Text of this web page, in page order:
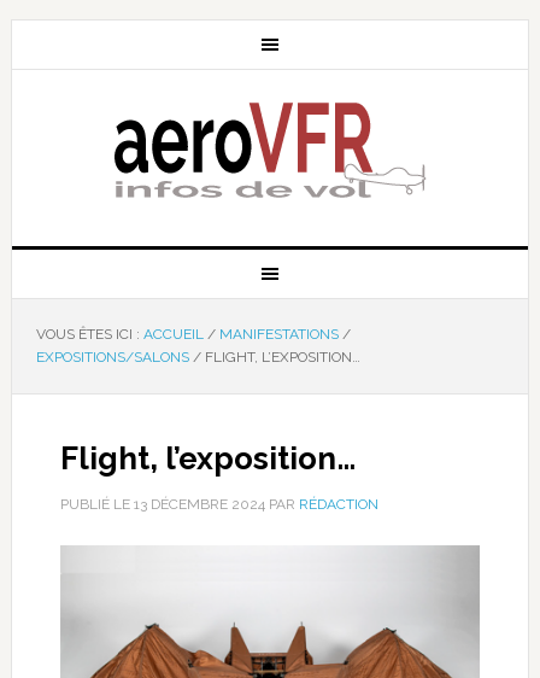
VOUS ÊTES ICI : ACCUEIL / MANIFESTATIONS /
EXPOSITIONS/SALONS /FLIGHT, L’EXPOSITION…
Flight, l’exposition…
PUBLIÉ LE 13 DÉCEMBRE 2024PAR RÉDACTION